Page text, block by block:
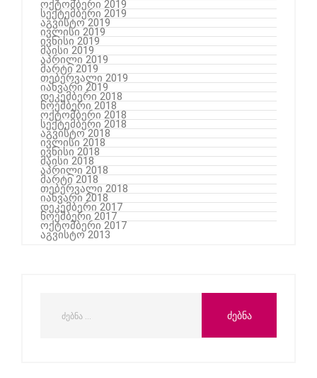
ოქტომბერი 2019
სექტემბერი 2019
აგვისტო 2019
ივლისი 2019
ივნისი 2019
მაისი 2019
აპრილი 2019
მარტი 2019
თებერვალი 2019
იანვარი 2019
დეკემბერი 2018
ნოემბერი 2018
ოქტომბერი 2018
სექტემბერი 2018
აგვისტო 2018
ივლისი 2018
ივნისი 2018
მაისი 2018
აპრილი 2018
მარტი 2018
თებერვალი 2018
იანვარი 2018
დეკემბერი 2017
ნოემბერი 2017
ოქტომბერი 2017
აგვისტო 2013